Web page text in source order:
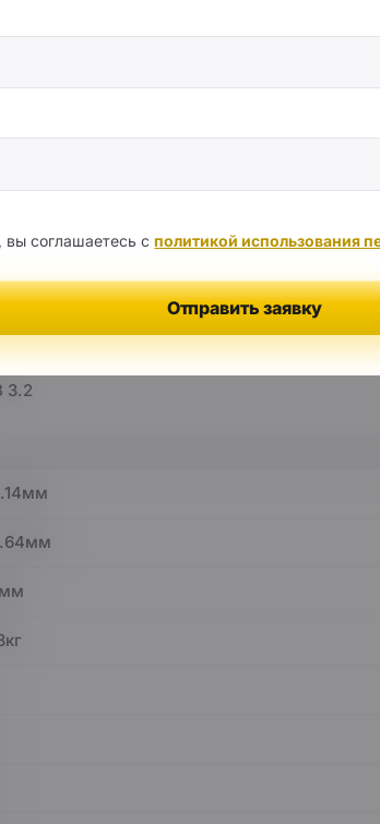
3.2
соглашаетесь сполитикой использования
Отправить заявку